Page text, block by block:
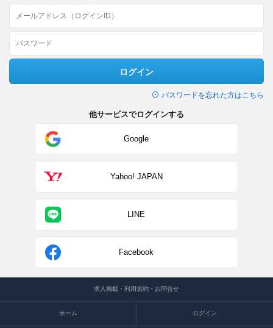
ログイン
パスワードを忘れた方はこちら
他サービスでログインする
Google
Yahoo! JAPAN
LINE
Facebook
求人掲載・利用規約・お問合せ
ホーム ログイン